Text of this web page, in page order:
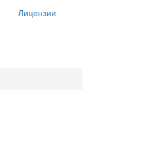
Лицензии